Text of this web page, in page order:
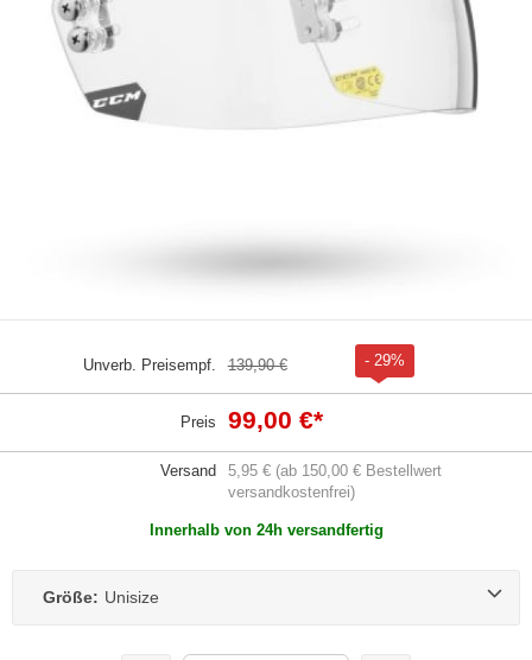
Unverb. Preisempf. 139,90 € - 29%
Preis 99,00 €*
Versand
5,95 € (ab 150,00 € Bestellwert
versandkostenfrei)
Innerhalb von 24h versandfertig
Größe: Unisize